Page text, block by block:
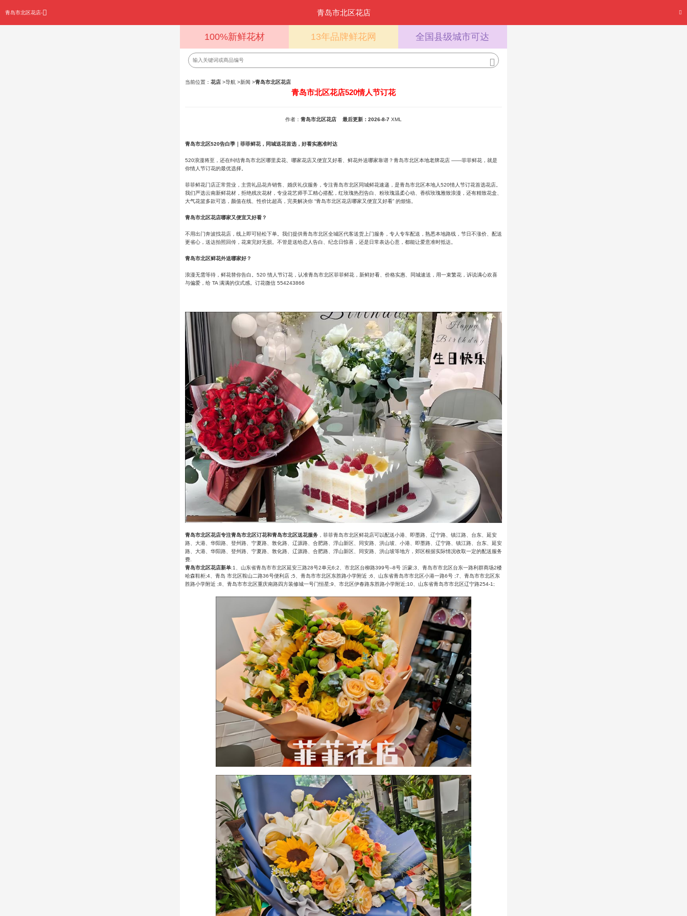
青岛市北区花店- 青岛市北区花店
100%新鲜花材 13年品牌鲜花网 全国县级城市可达
当前位置： 花店 >导航 >新闻 >青岛市北区花店
青岛市北区花店520情人节订花
作者： 青岛市北区花店 最后更新：2026-8-7 XML
青岛市北区520告白季｜菲菲鲜花，同城送花首选，好看实惠准时达
520浪漫将至，还在纠结青岛市北区哪里卖花、哪家花店又便宜又好看、鲜花外送哪家靠谱？青岛市北区本地老牌花店 ——菲菲鲜花，就是
你情人节订花的最优选择。
菲菲鲜花门店正常营业，主营礼品花卉销售、婚庆礼仪服务，专注青岛市北区同城鲜花速递，是青岛市北区本地人520情人节订花首选花店。
我们严选云南新鲜花材，拒绝残次花材，专业花艺师手工精心搭配，红玫瑰热烈告白、粉玫瑰温柔心动、香槟玫瑰雅致浪漫，还有精致花盒、
大气花篮多款可选，颜值在线、性价比超高，完美解决你 “青岛市北区花店哪家又便宜又好看” 的烦恼。
青岛市北区花店哪家又便宜又好看？
不用出门奔波找花店，线上即可轻松下单。我们提供青岛市北区全城区代客送货上门服务，专人专车配送，熟悉本地路线，节日不涨价、配送
更省心，送达拍照回传，花束完好无损。不管是送给恋人告白、纪念日惊喜，还是日常表达心意，都能让爱意准时抵达。
青岛市北区鲜花外送哪家好？
浪漫无需等待，鲜花替你告白。520 情人节订花，认准青岛市北区菲菲鲜花，新鲜好看、价格实惠、同城速送，用一束繁花，诉说满心欢喜
与偏爱，给 TA 满满的仪式感。订花微信 554243866
青岛市北区花店专注青岛市北区订花和青岛市北区送花服务 ，菲菲青岛市北区鲜花店可以配送小港、即墨路、辽宁路、镇江路、台东、延安
路、大港、华阳路、登州路、宁夏路、敦化路、辽源路、合肥路、浮山新区、同安路、洪山坡、小港、即墨路、辽宁路、镇江路、台东、延安
路、大港、华阳路、登州路、宁夏路、敦化路、辽源路、合肥路、浮山新区、同安路、洪山坡等地方，郊区根据实际情况收取一定的配送服务
费.
青岛市北区花店新单:1、山东省青岛市市北区延安三路28号2单元6;2、市北区台柳路399号--8号 沂蒙;3、青岛市市北区台东一路利群商场2楼
哈森鞋柜;4、青岛 市北区鞍山二路36号便利店 ;5、青岛市市北区东胜路小学附近 ;6、山东省青岛市市北区小港一路6号 ;7、青岛市市北区东
胜路小学附近 ;8、青岛市市北区重庆南路四方装修城一号门恒星;9、市北区伊春路东胜路小学附近;10、山东省青岛市市北区辽宁路254-1;